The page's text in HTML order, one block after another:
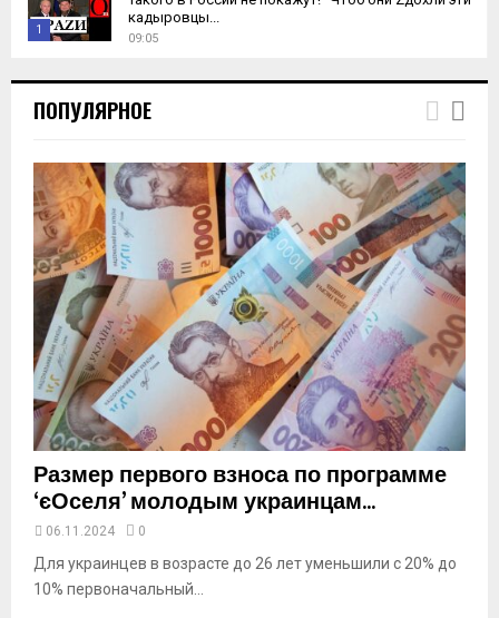
1
h
u
a
y
u
e
кадыровцы...
09:05
ПОПУЛЯРНОЕ
Размер первого взноса по программе
‘єОселя’ молодым украинцам...
06.11.2024 0
Для украинцев в возрасте до 26 лет уменьшили с 20% до
10% первоначальный...